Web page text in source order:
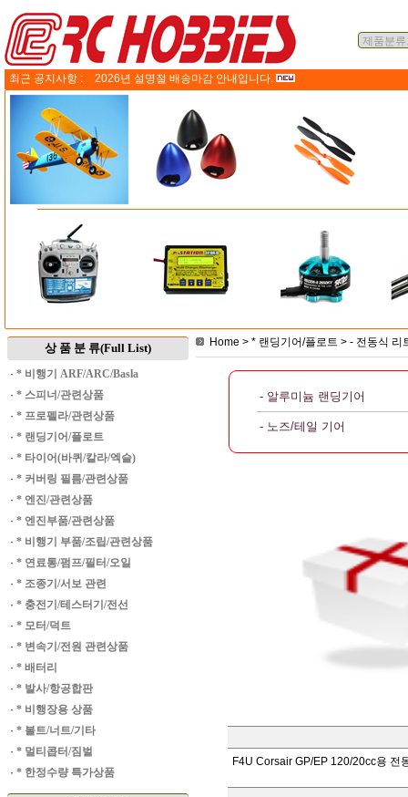
최근 공지사항 : 2026년 설명절 배송마감 안내입니다.
상 품 분 류(Full List)
· * 비행기 ARF/ARC/Basla
· * 스피너/관련상품
· * 프로펠라/관련상품
· * 랜딩기어/플로트
· * 타이어(바퀴/칼라/엑슬)
· * 커버링 필름/관련상품
· * 엔진/관련상품
· * 엔진부품/관련상품
· * 비행기 부품/조립/관련상품
· * 연료통/펌프/필터/오일
· * 조종기/서보 관련
· * 충전기/테스터기/전선
· * 모터/덕트
· * 변속기/전원 관련상품
· * 배터리
· * 발사/항공합판
· * 비행장용 상품
· * 볼트/너트/기타
· * 멀티콥터/짐벌
· * 한정수량 특가상품
Home > * 랜딩기어/플로트 > - 전동식 리
- 알루미늄 랜딩기어
- 노즈/테일 기어
F4U Corsair GP/EP 120/20cc용 전